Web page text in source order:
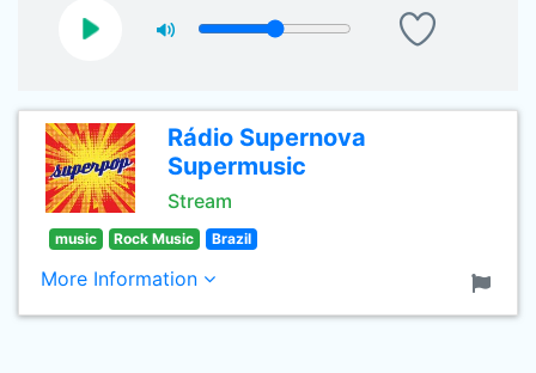
Rádio Supernova
Supermusic
Stream
music Rock Music Brazil
More Information